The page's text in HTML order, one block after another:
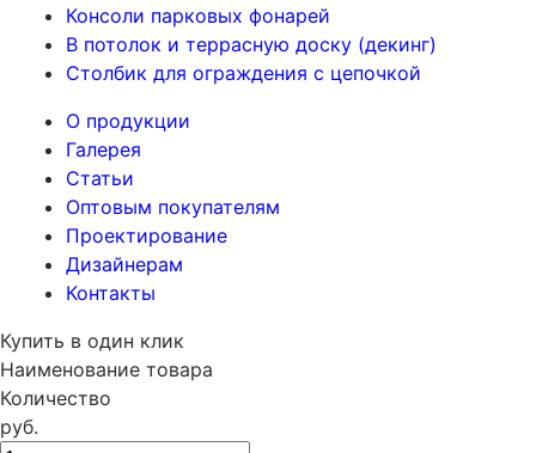
Консоли парковых фонарей
В потолок и террасную доску (декинг)
Столбик для ограждения с цепочкой
О продукции
Галерея
Статьи
Оптовым покупателям
Проектирование
Дизайнерам
Контакты
Купить в один клик
Наименование товара
Количество
руб.